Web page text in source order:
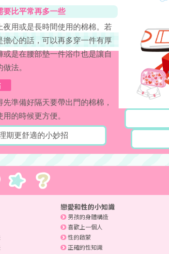
要比平常再多一些
夜用或是長時間使用的棉棉。若
擔心的話，可以再多穿一件有厚
或是在腰部墊一件浴巾也是讓自
法。
先準備好隔天要帶出門的棉棉，
用的時候更方便。
期更舒適的小妙招
戀愛和性的小知識
男孩的身體構造
喜歡上一個人
性的啟蒙
正確的性知識